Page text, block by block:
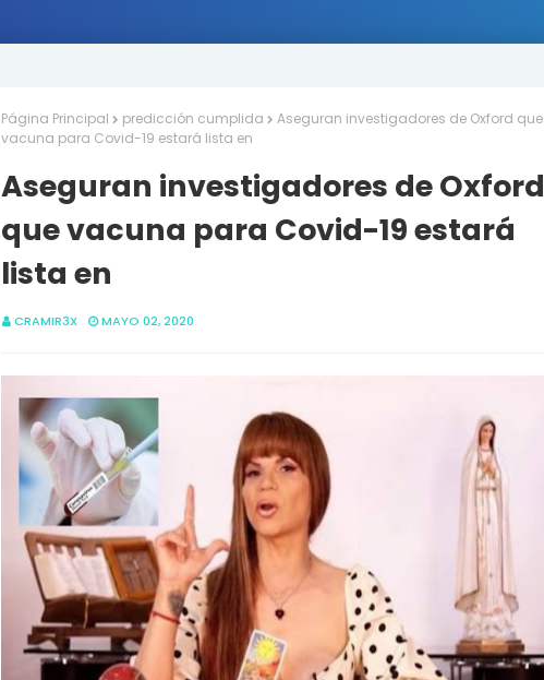
Página Principal predicción cumplida
Aseguran investigadores de Oxford que
vacuna para Covid-19 estará lista en
Aseguran investigadores de Oxford
que vacuna para Covid-19 estará
lista en
CRAMIR3X MAYO 02, 2020